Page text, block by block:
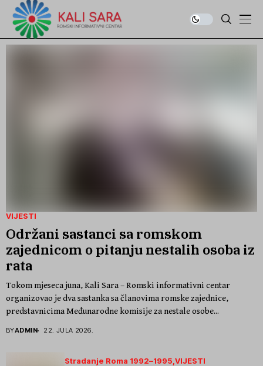
VIJESTI
Održani sastanci sa romskom
zajednicom o pitanju nestalih osoba iz
rata
Tokom mjeseca juna, Kali Sara – Romski informativni centar
organizovao je dva sastanka sa članovima romske zajednice,
predstavnicima Međunarodne komisije za nestale osobe...
BYADMIN 22. JULA 2026.
Stradanje Roma 1992–1995 VIJESTI